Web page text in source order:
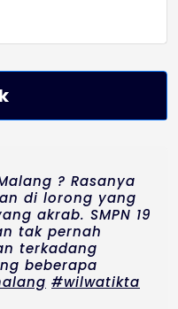
? Rasanya
di lorong yang
akrab. SMPN 19
tak pernah
terkadang
beberapa
#wilwatikta